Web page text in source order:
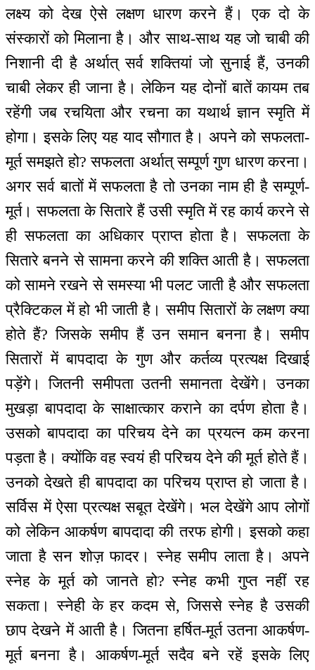
लक्ष्य को देख ऐसे लक्षण धारण करने हैं। एक दो के
संस्कारों को मिलाना है। और साथ-साथ यह जो चाबी की
निशानी दी है अर्थात् सर्व शक्तियां जो सुनाई हैं, उनकी
चाबी लेकर ही जाना है। लेकिन यह दोनों बातें कायम तब
रहेंगी जब रचयिता और रचना का यथार्थ ज्ञान स्मृति में
होगा। इसके लिए यह याद सौगात है। अपने को सफलता-
मूर्त समझते हो? सफलता अर्थात् सम्पूर्ण गुण धारण करना।
अगर सर्व बातों में सफलता है तो उनका नाम ही है सम्पूर्ण-
मूर्त। सफलता के सितारे हैं उसी स्मृति में रह कार्य करने से
ही सफलता का अधिकार प्राप्त होता है। सफलता के
सितारे बनने से सामना करने की शक्ति आती है। सफलता
को सामने रखने से समस्या भी पलट जाती है और सफलता
प्रैक्टिकल में हो भी जाती है। समीप सितारों के लक्षण क्या
होते हैं? जिसके समीप हैं उन समान बनना है। समीप
सितारों में बापदादा के गुण और कर्तव्य प्रत्यक्ष दिखाई
पड़ेंगे। जितनी समीपता उतनी समानता देखेंगे। उनका
मुखड़ा बापदादा के साक्षात्कार कराने का दर्पण होता है।
उसको बापदादा का परिचय देने का प्रयत्न कम करना
पड़ता है। क्योंकि वह स्वयं ही परिचय देने की मूर्त होते हैं।
उनको देखते ही बापदादा का परिचय प्राप्त हो जाता है।
सर्विस में ऐसा प्रत्यक्ष सबूत देखेंगे। भल देखेंगे आप लोगों
को लेकिन आकर्षण बापदादा की तरफ होगी। इसको कहा
जाता है सन शोज़ फादर। स्नेह समीप लाता है। अपने
स्नेह के मूर्त को जानते हो? स्नेह कभी गुप्त नहीं रह
सकता। स्नेही के हर कदम से, जिससे स्नेह है उसकी
छाप देखने में आती है। जितना हर्षित-मूर्त उतना आकर्षण-
मूर्त बनना है। आकर्षण-मूर्त सदैव बने रहें इसके लिए